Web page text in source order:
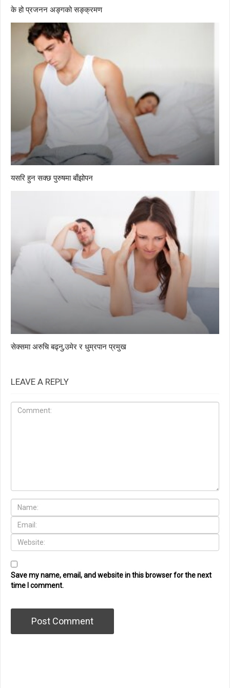
के हो प्रजनन अङ्गको सङ्क्रमण
यसरि हुन सक्छ पुरुषमा बाँझोपन
सेक्समा अरुचि बढ्नु,उमेर र धुम्रपान प्रमुख
LEAVE A REPLY
Save my name, email, and website in this browser for the next
time I comment.